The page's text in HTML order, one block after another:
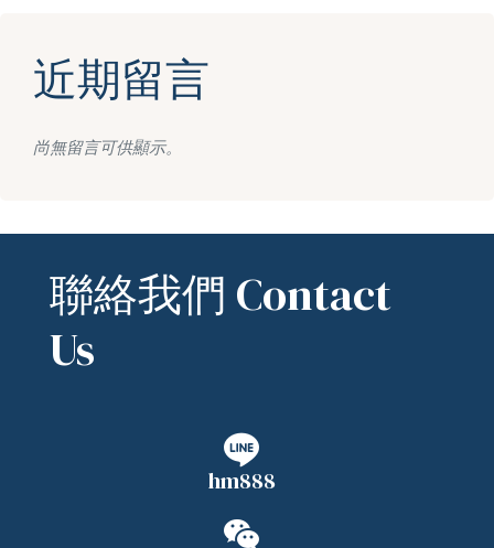
近期留言
尚無留言可供顯示。
聯絡我們 Contact
Us
hm888